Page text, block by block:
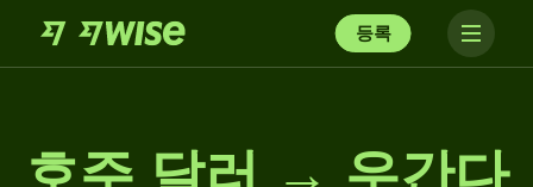
등록
호주 달러 → 우간다